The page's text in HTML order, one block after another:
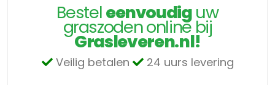
Besteleenvoudiguw
graszoden online bij
Grasleveren.nl!
Veilig betalen 24 uurs levering